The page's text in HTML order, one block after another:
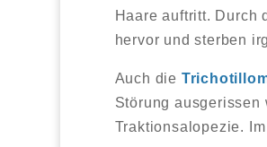
Haare auftritt. Durch
hervor und sterben
Auch die
Störung ausgerissen
Traktionsalopezie.